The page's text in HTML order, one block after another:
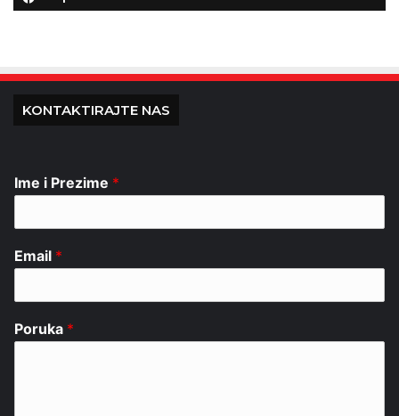
KONTAKTIRAJTE NAS
Ime i Prezime *
Email *
Poruka *